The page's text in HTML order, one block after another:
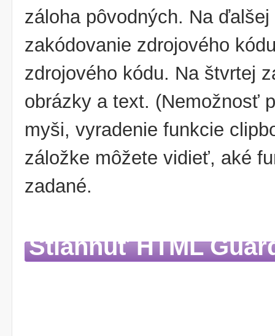
záloha pôvodných. Na
zakódovanie zdrojového
zdrojového kódu. Na štvrtej
obrázky a text. (Nemožnosť
myši, vyradenie funkcie
záložke môžete vidieť, aké
zadané.
Stiahnuť HTML